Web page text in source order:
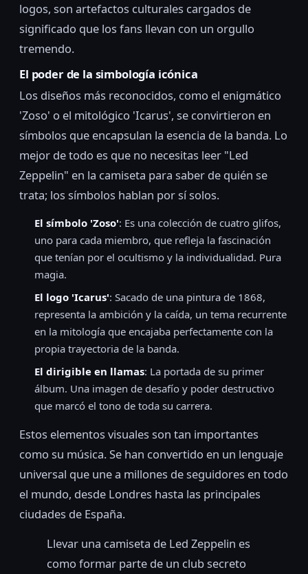
logos, son artefactos culturales cargados de
significado que los fans llevan con un orgullo
tremendo.
El poder de la simbología icónica
Los diseños más reconocidos, como el enigmático
'Zoso' o el mitológico 'Icarus', se convirtieron en
símbolos que encapsulan la esencia de la banda. Lo
mejor de todo es que no necesitas leer "Led
Zeppelin" en la camiseta para saber de quién se
trata; los símbolos hablan por sí solos.
El símbolo 'Zoso': Es una colección de cuatro glifos,
uno para cada miembro, que refleja la fascinación
que tenían por el ocultismo y la individualidad. Pura
magia.
El logo 'Icarus': Sacado de una pintura de 1868,
representa la ambición y la caída, un tema recurrente
en la mitología que encajaba perfectamente con la
propia trayectoria de la banda.
El dirigible en llamas: La portada de su primer
álbum. Una imagen de desafío y poder destructivo
que marcó el tono de toda su carrera.
Estos elementos visuales son tan importantes
como su música. Se han convertido en un lenguaje
universal que une a millones de seguidores en todo
el mundo, desde Londres hasta las principales
ciudades de España.
Llevar una camiseta de Led Zeppelin es
como formar parte de un club secreto